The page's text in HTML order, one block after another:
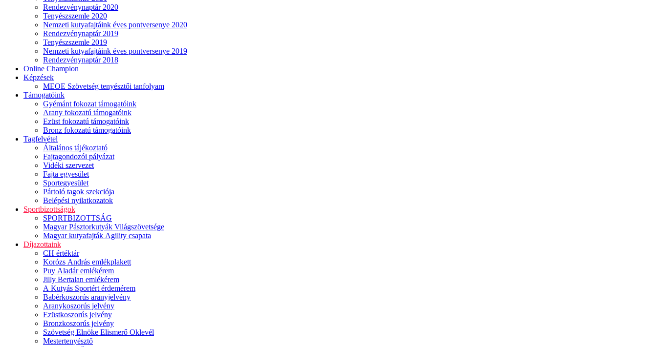
Rendezvénynaptár 2020
Tenyészszemle 2020
Nemzeti kutyafajtáink éves pontversenye 2020
Rendezvénynaptár 2019
Tenyészszemle 2019
Nemzeti kutyafajtáink éves pontversenye 2019
Rendezvénynaptár 2018
Online Champion
Képzések
MEOE Szövetség tenyésztői tanfolyam
Támogatóink
Gyémánt fokozat támogatóink
Arany fokozatú támogatóink
Ezüst fokozatú támogatóink
Bronz fokozatú támogatóink
Tagfelvétel
Általános tájékoztató
Fajtagondozói pályázat
Vidéki szervezet
Fajta egyesület
Sportegyesület
Pártoló tagok szekciója
Belépési nyilatkozatok
Sportbizottságok
SPORTBIZOTTSÁG
Magyar Pásztorkutyák Világszövetsége
Magyar kutyafajták Agility csapata
Díjazottaink
CH értéktár
Korózs András emlékplakett
Puy Aladár emlékérem
Jilly Bertalan emlékérem
A Kutyás Sportért érdemérem
Babérkoszorús aranyjelvény
Aranykoszorús jelvény
Ezüstkoszorús jelvény
Bronzkoszorús jelvény
Szövetség Elnöke Elismerő Oklevél
Mestertenyésztő